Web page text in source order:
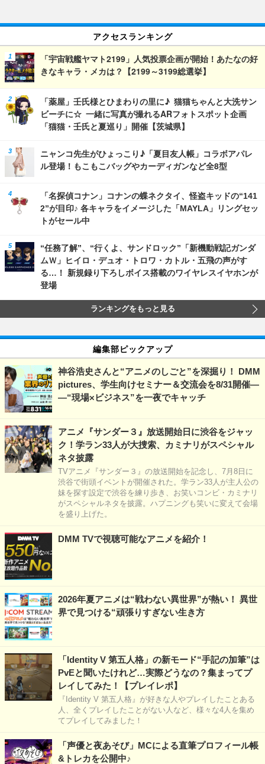
アクセスランキング
「宇宙戦艦ヤマト2199」人気投票企画が開始！あたなの好
きなキャラ・メカは？【2199～3199総選挙】
「薬屋」壬氏様とひまわりの里に♪ 猫猫ちゃんと大洗サン
ビーチに☆ 一緒に写真が撮れるARフォトスポット企画
「猫猫・壬氏と夏巡り」開催【茨城県】
ニャンコ先生がひょっこり♪「夏目友人帳」コラボアパレ
ル登場！もこもこバッグやカーディガンなど全8型
「名探偵コナン」コナンの蝶ネクタイ、怪盗キッドの“141
2”が目印♪ 各キャラをイメージした「MAYLA」リングセッ
トがセール中
“任務了解”、“行くよ、サンドロック”「新機動戦記ガンダ
ムＷ」ヒイロ・デュオ・トロワ・カトル・五飛の声がす
る…！ 新規録り下ろしボイス搭載のワイヤレスイヤホンが
登場
ランキングをもっと見る
編集部ピックアップ
神谷浩史さんと“アニメのしごと”を深掘り！ DMM
pictures、学生向けセミナー＆交流会を8/31開催―
―“現場×ビジネス”を一夜でキャッチ
アニメ『サンダー３』放送開始日に渋谷をジャッ
ク！学ラン33人が大捜索、カミナリがスペシャル
ネタ披露
TVアニメ『サンダー３』の放送開始を記念し、7月8日に
渋谷で街頭イベントが開催された。学ラン33人が主人公の
妹を探す設定で渋谷を練り歩き、お笑いコンビ・カミナリ
がスペシャルネタを披露。ハプニングも笑いに変えて会場
を盛り上げた。
DMM TVで視聴可能なアニメを紹介！
2026年夏アニメは“戦わない異世界”が熱い！ 異世
界で見つける“頑張りすぎない生き方
「Identity V 第五人格」の新モード“手記の加筆”は
PvEと聞いたけれど…実際どうなの？集まってプ
レイしてみた！【プレイレポ】
『Identity V 第五人格』が好きな人やプレイしたことある
人、全くプレイしたことがない人など、様々な4人を集め
てプレイしてみました！
「声優と夜あそび」MCによる直筆プロフィール帳
&トレカを公開中♪